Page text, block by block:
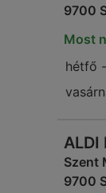
9700
Most
hétfő
ALDI
Szent
9700